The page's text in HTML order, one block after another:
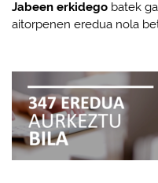
Jabeen erkidego batek
aitorpenen eredua nola